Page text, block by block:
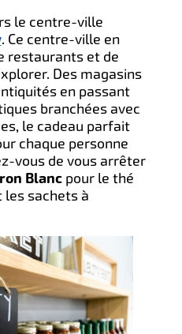
le centre-ville
. Ce centre-ville en
restaurants et de
Des magasins
en passant
branchées avec
le cadeau parfait
chaque personne
vous de vous arrêter
Blancpour le thé
sachets à